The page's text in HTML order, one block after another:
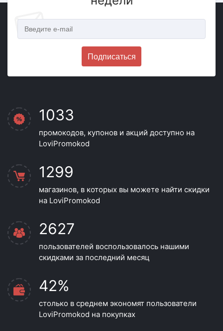
Подписаться
1033
промокодов, купонов и акций доступно на
LoviPromokod
1299
магазинов, в которых вы можете найти скидки
на LoviPromokod
2627
пользователей воспользовалось нашими
скидками за последний месяц
42%
столько в среднем экономят пользователи
LoviPromokod на покупках